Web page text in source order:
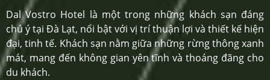
Dal Vostro Hotel là một trong những khách sạn đáng
chú ý tại Đà Lạt, nổi bật với vị trí thuận lợi và thiết kế hiện
đại, tinh tế. Khách sạn nằm giữa những rừng thông xanh
mát, mang đến không gian yên tĩnh và thoáng đãng cho
du khách.